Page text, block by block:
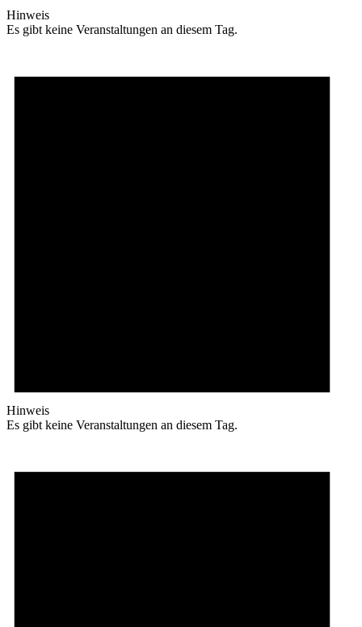
Hinweis
Es gibt keine Veranstaltungen an diesem Tag.
Hinweis
Es gibt keine Veranstaltungen an diesem Tag.